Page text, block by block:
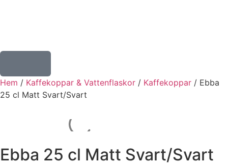
Hem / Kaffekoppar & Vattenflaskor / Kaffekoppar / Ebba
25 cl Matt Svart/Svart
Ebba 25 cl Matt Svart/Svart